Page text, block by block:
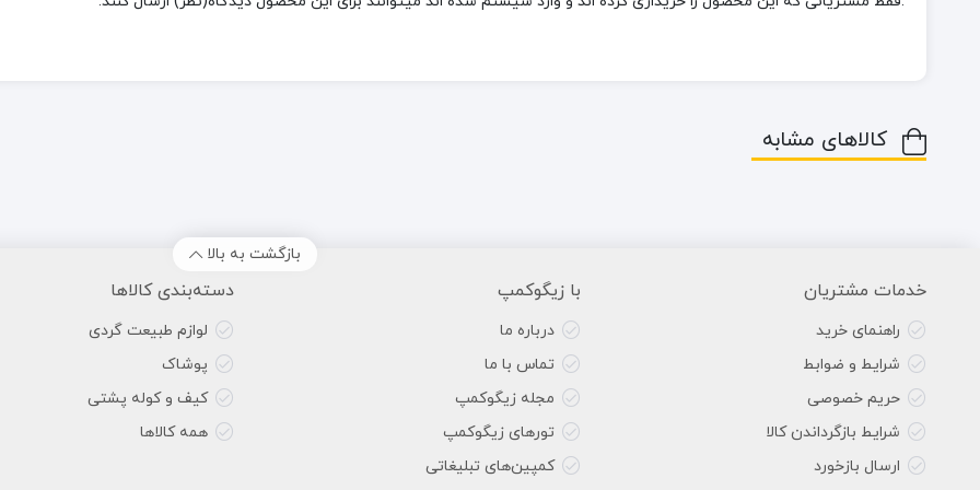
کالاهای مشابه
بازگشت به بالا
خدمات مشتریان
راهنمای خرید
شرایط و ضوابط
حریم خصوصی
شرایط بازگرداندن کالا
ارسال بازخورد
با زیگوکمپ
درباره ما
تماس با ما
مجله زیگوکمپ
تورهای زیگوکمپ
کمپین‌های تبلیغاتی
دسته‌بندی کالاها
لوازم طبیعت گردی
پوشاک
کیف و کوله پشتی
همه کالاها